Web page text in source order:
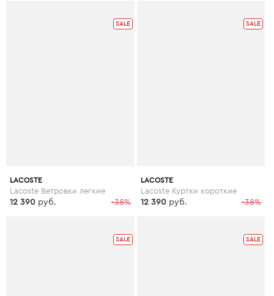
SALE
LACOSTE
Lacoste Ветровки легкие
-38%
12 390 руб.
SALE
LACOSTE
Lacoste Куртки короткие
-38%
12 390 руб.
SALE SALE